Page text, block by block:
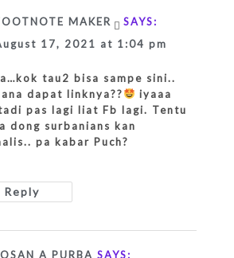
MAKER
SAYS:
17, 2021 at 1:04 pm
tau2 bisa sampe sini..
dapat linknya??
iyaaa
pas lagi liat Fb lagi. Tentu
dong surbanians kan
pa kabar Puch?
Reply
A PURBA SAYS: